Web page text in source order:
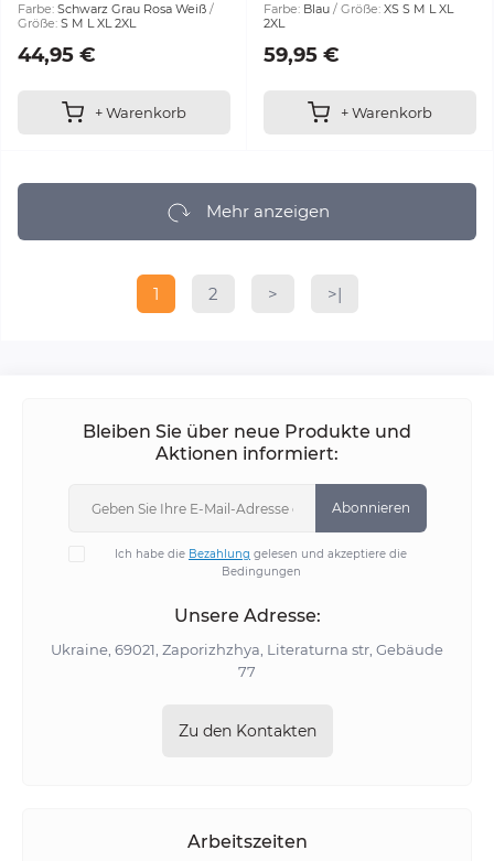
Farbe: Schwarz Grau Rosa Weiß
Größe: S M L XL 2XL
44,95 €
+ Warenkorb
Farbe: Blau Größe: XS S M L XL
2XL
59,95 €
+ Warenkorb
Mehr anzeigen
1 2 > >|
Bleiben Sie über neue Produkte und
Aktionen informiert:
Abonnieren
Ich habe die Bezahlung gelesen und akzeptiere die
Bedingungen
Unsere Adresse:
Ukraine, 69021, Zaporizhzhya, Literaturna str, Gebäude
77
Zu den Kontakten
Arbeitszeiten